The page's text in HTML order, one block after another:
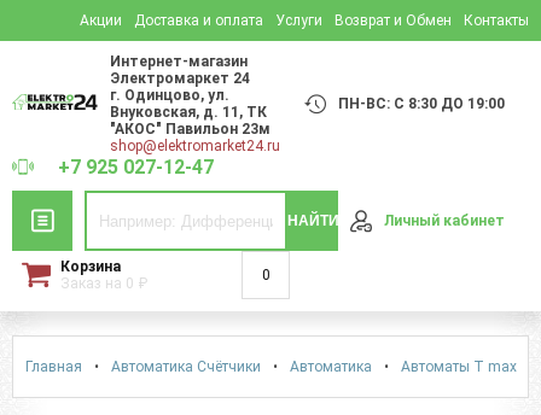
Акции Доставка и оплата Услуги Возврат и Обмен Контакты
Интернет-магазин
Электромаркет 24
г. Одинцово,ул.
Внуковская, д. 11 , ТК
"АКОС" Павильон 23м
shop@elektromarket24.ru
ПН-ВС: С 8:30 ДО 19:00
+7 925 027-12-47
НАЙТИ Личный кабинет
Корзина
Заказ на 0 ₽ 0
Главная • Автоматика Счётчики • Автоматика • Автоматы Т max